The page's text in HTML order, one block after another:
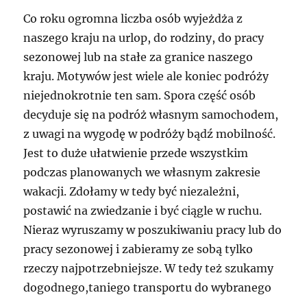
Co roku ogromna liczba osób wyjeżdża z
naszego kraju na urlop, do rodziny, do pracy
sezonowej lub na stałe za granice naszego
kraju. Motywów jest wiele ale koniec podróży
niejednokrotnie ten sam. Spora część osób
decyduje się na podróż własnym samochodem,
z uwagi na wygodę w podróży bądź mobilność.
Jest to duże ułatwienie przede wszystkim
podczas planowanych we własnym zakresie
wakacji. Zdołamy w tedy być niezależni,
postawić na zwiedzanie i być ciągle w ruchu.
Nieraz wyruszamy w poszukiwaniu pracy lub do
pracy sezonowej i zabieramy ze sobą tylko
rzeczy najpotrzebniejsze. W tedy też szukamy
dogodnego,taniego transportu do wybranego